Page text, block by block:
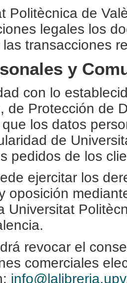
Politècnica de
legales los
transacciones
y
con lo
de Protección de
los datos
de
pedidos de los
ejercitar los
oposición
Universitat
revocar el
comerciales